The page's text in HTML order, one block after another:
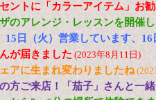
ントに「カラーアイテム」お
のアレンジ・レッスンを開催
15日（火）営業しています、
が届きました (2023年8月11日)
アに生まれ変わりましたね
方ご来店！「茄子」さんと一